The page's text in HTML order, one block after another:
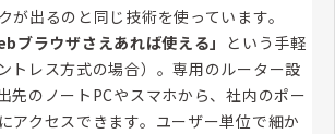
が出るのと同じ技術を使っています。
ブラウザさえあれば使える」 という手軽
トレス方式の場合）。専用のルーター設
先のノートPCやスマホから、社内のポー
アクセスできます。ユーザー単位で細か